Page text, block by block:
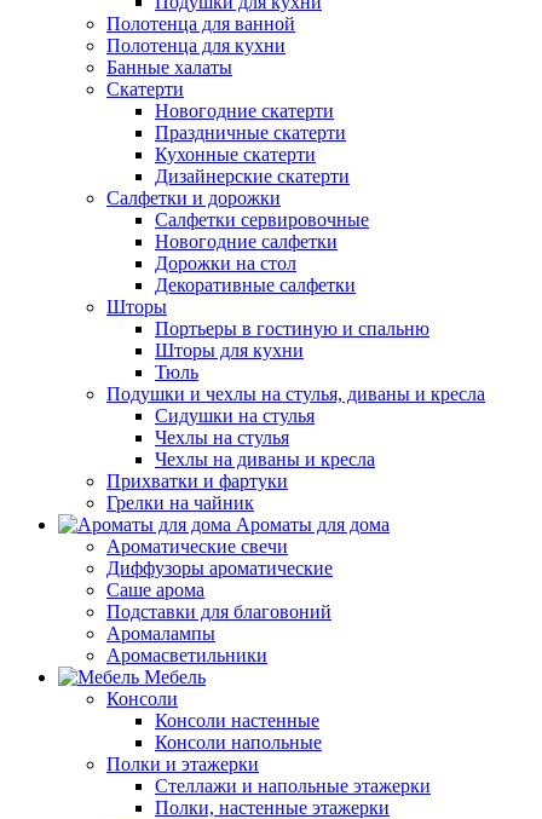
Полотенца для ванной
Полотенца для кухни
Банные халаты
Скатерти
Новогодние скатерти
Праздничные скатерти
Кухонные скатерти
Дизайнерские скатерти
Салфетки и дорожки
Салфетки сервировочные
Новогодние салфетки
Дорожки на стол
Декоративные салфетки
Шторы
Портьеры в гостиную и спальню
Шторы для кухни
Тюль
Подушки и чехлы на стулья, диваны и кресла
Сидушки на стулья
Чехлы на стулья
Чехлы на диваны и кресла
Прихватки и фартуки
Грелки на чайник
Ароматы для дома
Ароматические свечи
Диффузоры ароматические
Саше арома
Подставки для благовоний
Аромалампы
Аромасветильники
Мебель
Консоли
Консоли настенные
Консоли напольные
Полки и этажерки
Стеллажи и напольные этажерки
Полки, настенные этажерки